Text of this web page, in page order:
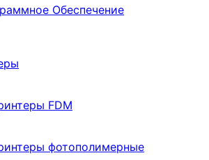
Обеспечение
FDM
фотополимерные